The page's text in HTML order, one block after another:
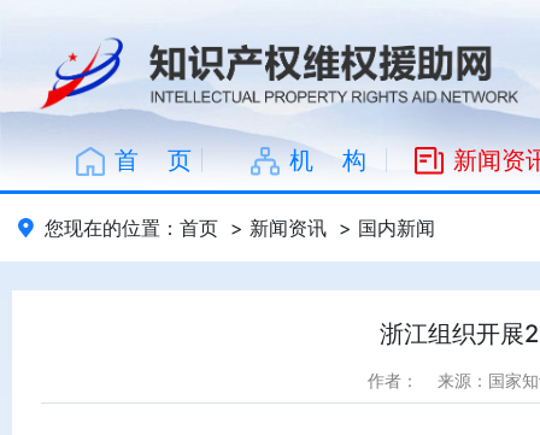
首 页 机 构 新闻资
您现在的位置： 首页 > 新闻资讯 > 国内新闻
浙江组织开展
作者： 来源：国家